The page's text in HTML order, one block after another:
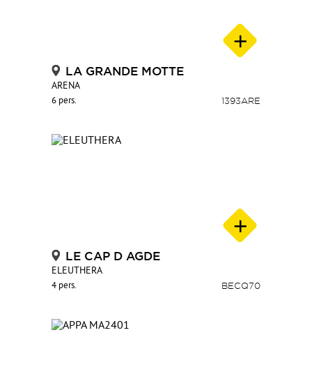
LA GRANDE MOTTE
ARENA
6 pers. 1393ARE
LE CAP D AGDE
ELEUTHERA
4 pers. BECQ70